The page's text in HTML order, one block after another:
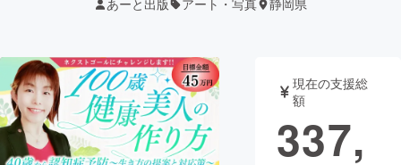
テクノロジー・ガジェット
映像・映画 書籍・雑誌
あーと出版 アート・写真 静岡県
現在の支援総
額
337,